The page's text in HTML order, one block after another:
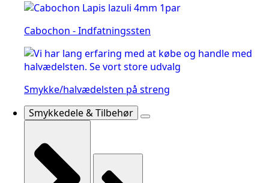
Cabochon - Indfatningssten
Smykke/halvædelsten på streng
Smykkedele & Tilbehør